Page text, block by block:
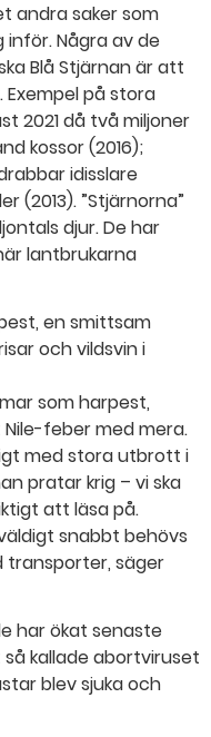
andra saker som
Några av de
Blå Stjärnan är att
Exempel på stora
2021 då två miljoner
kossor (2016);
idisslare
(2013). ”Stjärnorna”
djur. De har
lantbrukarna
en smittsam
och vildsvin i
som harpest,
feber med mera.
med stora utbrott i
pratar krig – vi ska
att läsa på.
snabbt behövs
transporter, säger
har ökat senaste
kallade abortviruset
blev sjuka och